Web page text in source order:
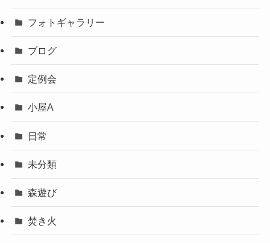
フォトギャラリー
ブログ
定例会
小屋A
日常
未分類
森遊び
焚き火